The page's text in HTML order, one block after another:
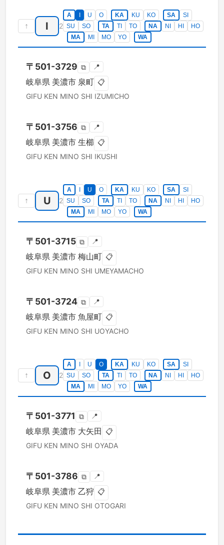
↑ I 2
A U O KA KU KO SA
SI
SU
SO TA TI TO NA NI HI
HO
MA
MI MO YO WA
〒 501-3729 ⧉ 📍
岐阜県 美濃市 泉町 📋
GIFU KEN MINO SHI IZUMICHO
〒 501-3756 ⧉ 📍
岐阜県 美濃市 生櫛 📋
GIFU KEN MINO SHI IKUSHI
↑ U 2
A U O KA KU KO SA
SI
SU
SO TA TI TO NA NI HI
HO
MA
MI MO YO WA
〒 501-3715 ⧉ 📍
岐阜県 美濃市 梅山町 📋
GIFU KEN MINO SHI UMEYAMACHO
〒 501-3724 ⧉ 📍
岐阜県 美濃市 魚屋町 📋
GIFU KEN MINO SHI UOYACHO
↑ O 2
A U O KA KU KO SA
SI
SU
SO TA TI TO NA NI HI
HO
MA
MI MO YO WA
〒 501-3771 ⧉ 📍
岐阜県 美濃市 大矢田 📋
GIFU KEN MINO SHI OYADA
〒 501-3786 ⧉ 📍
岐阜県 美濃市 乙狩 📋
GIFU KEN MINO SHI OTOGARI